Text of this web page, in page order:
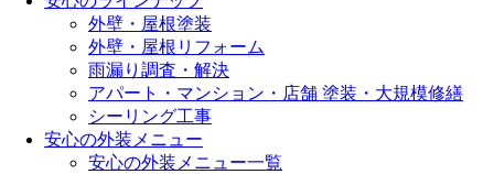
外壁・屋根塗装
外壁・屋根リフォーム
雨漏り調査・解決
アパート・マンション・店舗 塗装・大規模修繕
シーリング工事
安心の外装メニュー
安心の外装メニュー一覧